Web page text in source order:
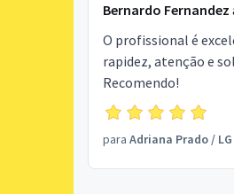
Bernardo Fernandez
O profissional é
rapidez, atenção e
Recomendo!
para Adriana Prado/ LG